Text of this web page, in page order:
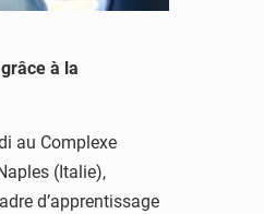
à la
au Complexe
(Italie),
d’apprentissage